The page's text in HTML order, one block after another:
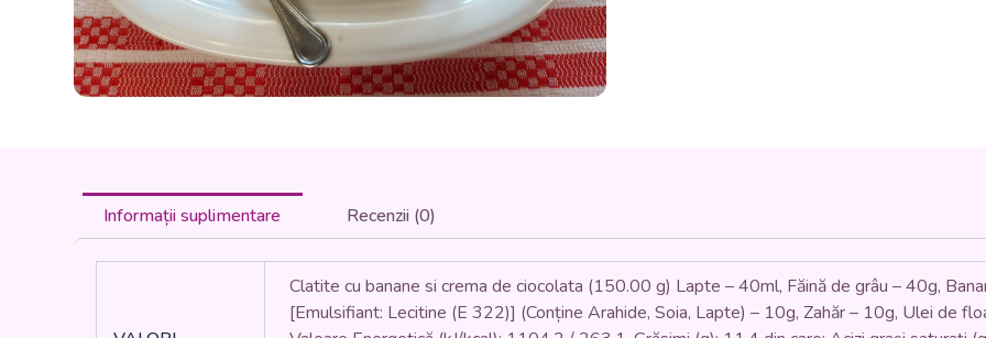
CIOCOLATĂ
(ouă,
făină,
lapte,
Informații suplimentare Recenzii (0)
Clatite cu banane si crema de ciocolata (150.00 g) Lapte – 40ml, Făină de grâu – 40g,
[Emulsifiant: Lecitine (E 322)] (Conține Arahide, Soia, Lapte) – 10g, Zahăr – 10g, Ulei de